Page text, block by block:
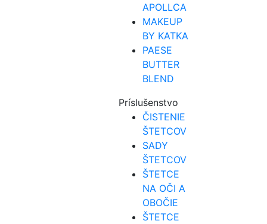
APOLLCA
MAKEUP
BY KATKA
PAESE
BUTTER
BLEND
Príslušenstvo
ČISTENIE
ŠTETCOV
SADY
ŠTETCOV
ŠTETCE
NA OČI A
OBOČIE
ŠTETCE